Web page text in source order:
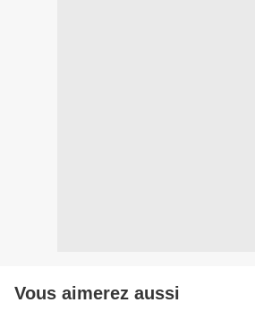
Vous aimerez aussi